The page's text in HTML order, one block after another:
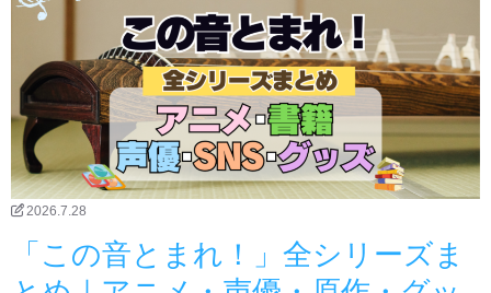
2026.7.28
「この音とまれ！」全シリーズま